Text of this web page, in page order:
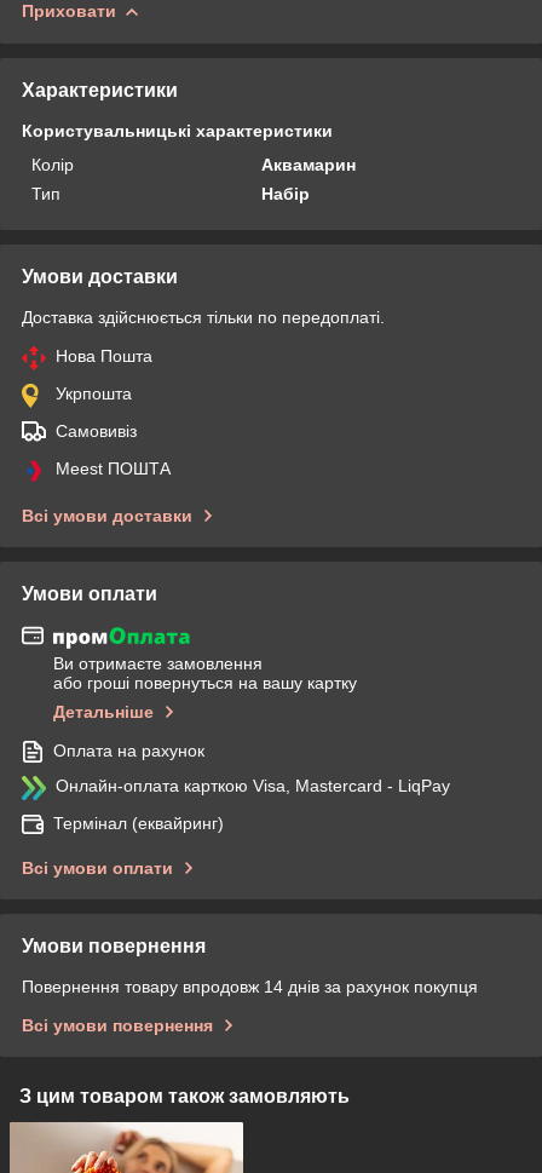
Приховати
Характеристики
Користувальницькі характеристики
Колір
Аквамарин
Тип
Набір
Умови доставки
Доставка здійснюється тільки по передоплаті.
Нова Пошта
Укрпошта
Самовивіз
Meest ПОШТА
Всі умови доставки
Умови оплати
Ви отримаєте замовлення
або гроші повернуться на вашу картку
Детальніше
Оплата на рахунок
Онлайн-оплата карткою Visa, Mastercard - LiqPay
Термінал (еквайринг)
Всі умови оплати
Умови повернення
Повернення товару впродовж 14 днів за рахунок покупця
Всі умови повернення
З цим товаром також замовляють